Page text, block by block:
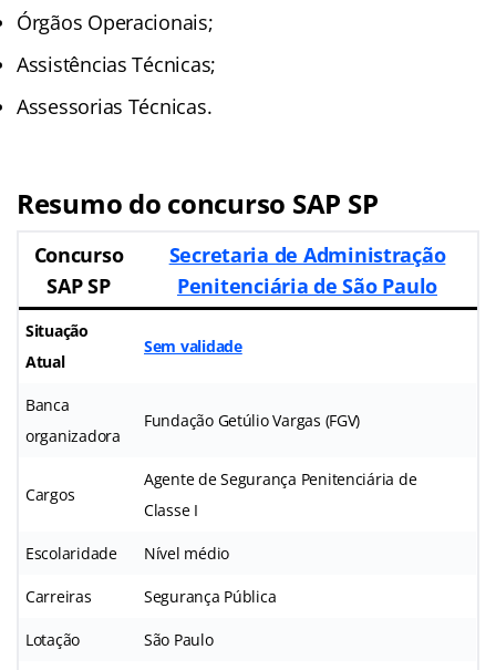
Órgãos Operacionais;
Assistências Técnicas;
Assessorias Técnicas.
Resumo do concurso SAP SP
Concurso
SAP SP
Secretaria de Administração
Penitenciária de São Paulo
Situação
Atual
Sem validade
Banca
organizadora
Fundação Getúlio Vargas (FGV)
Cargos
Agente de Segurança Penitenciária de
Classe I
Escolaridade Nível médio
Carreiras Segurança Pública
Lotação São Paulo